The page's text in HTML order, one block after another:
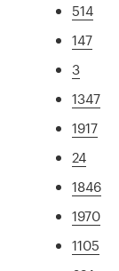
514
147
3
1347
1917
24
1846
1970
1105